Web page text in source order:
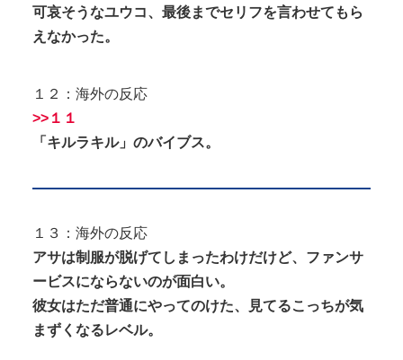
可哀そうなユウコ、最後までセリフを言わせてもら
えなかった。
１２：海外の反応
>>１１
「キルラキル」のバイブス。
１３：海外の反応
アサは制服が脱げてしまったわけだけど、ファンサ
ービスにならないのが面白い。
彼女はただ普通にやってのけた、見てるこっちが気
まずくなるレベル。